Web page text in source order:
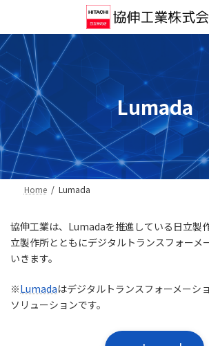
テ
ン
ツ
へ
キ
プ
ゲ
ー
シ
ョ
に
動
Lumada
Home Lumada
協伸工業は、Lumadaを推進している日立製
立製作所とともにデジタルトランスフォーメ
いきます。
※Lumadaはデジタルトランスフォーメーシ
ソリューションです。